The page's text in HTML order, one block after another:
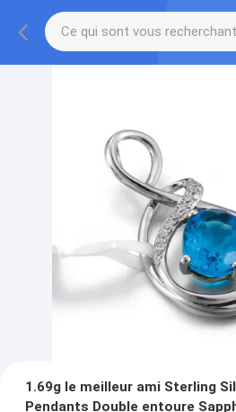
1.69g le meilleur ami Sterling
Pendants Double entoure